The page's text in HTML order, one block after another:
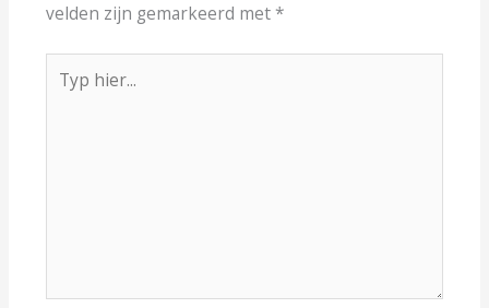
velden zijn gemarkeerd met*
hier...